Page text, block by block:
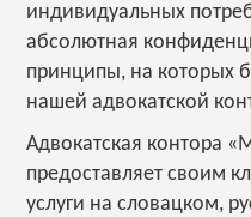
индивидуальных
абсолютная
принципы, на которых
нашей адвокатской
Адвокатская контора
предоставляет своим
услуги на словацком,